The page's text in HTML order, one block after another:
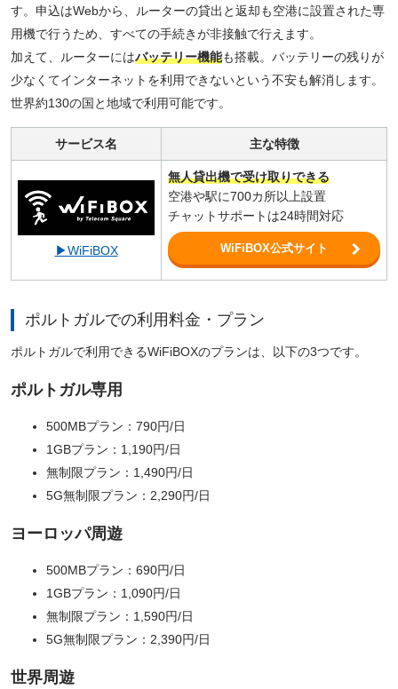
す。申込はWebから、ルーターの貸出と返却も空港に設置された専
用機で行うため、すべての手続きが非接触で行えます。
加えて、ルーターにはバッテリー機能も搭載。バッテリーの残りが
少なくてインターネットを利用できないという不安も解消します。
世界約130の国と地域で利用可能です。
サービス名 主な特徴
▶WiFiBOX
無人貸出機で受け取りできる
空港や駅に700カ所以上設置
チャットサポートは24時間対応
WiFiBOX公式サイト
ポルトガルでの利用料金・プラン
ポルトガルで利用できるWiFiBOXのプランは、以下の3つです。
ポルトガル専用
500MBプラン：790円/日
1GBプラン：1,190円/日
無制限プラン：1,490円/日
5G無制限プラン：2,290円/日
ヨーロッパ周遊
500MBプラン：690円/日
1GBプラン：1,090円/日
無制限プラン：1,590円/日
5G無制限プラン：2,390円/日
世界周遊